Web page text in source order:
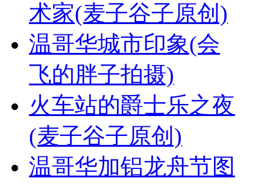
术家(麦子谷子原创)
温哥华城市印象(会
飞的胖子拍摄)
火车站的爵士乐之夜
(麦子谷子原创)
温哥华加铝龙舟节图